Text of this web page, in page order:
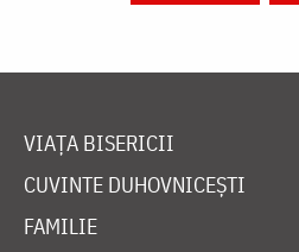
VIAȚA BISERICII
CUVINTE DUHOVNICEȘTI
FAMILIE